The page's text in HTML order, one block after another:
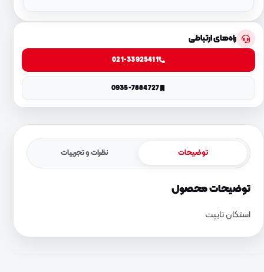
راه‌های ارتباطی
021-33925411
0935-7884727
توضیحات نظرات و تجربیات
توضیحات محصول
استکان تایپت